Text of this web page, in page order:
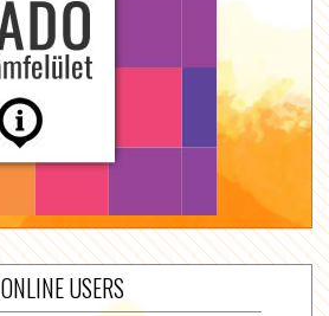
ONLINE USERS